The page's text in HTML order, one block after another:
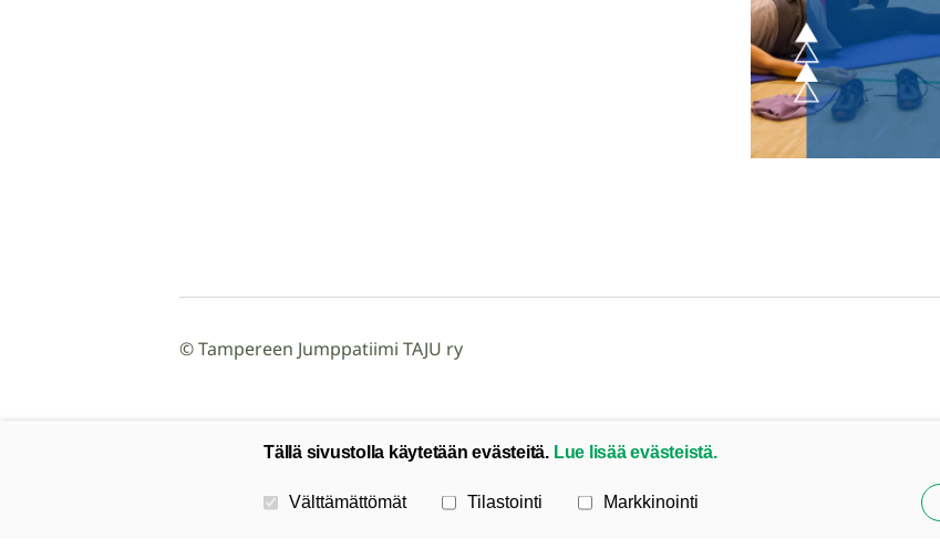
©Tampereen Jumppatiimi TAJU ry
Tällä sivustolla käytetään evästeitä. Lue lisää evästeistä.
Valitse käytettävät evästeet
Välttämättömät Tilastointi Markkinointi